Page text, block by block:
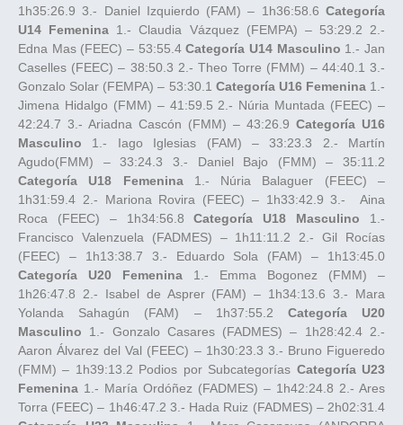
1h35:26.9 3.- Daniel Izquierdo (FAM) – 1h36:58.6 Categoría
U14 Femenina 1.- Claudia Vázquez (FEMPA) – 53:29.2 2.-
Edna Mas (FEEC) – 53:55.4Categoría U14 Masculino 1.- Jan
Caselles (FEEC) – 38:50.3 2.- Theo Torre (FMM) – 44:40.1 3.-
Gonzalo Solar (FEMPA) – 53:30.1 Categoría U16 Femenina1.-
Jimena Hidalgo (FMM) – 41:59.5 2.- Núria Muntada (FEEC) –
42:24.7 3.- Ariadna Cascón (FMM) – 43:26.9 Categoría U16
Masculino 1.- Iago Iglesias (FAM) – 33:23.3 2.- Martín
Agudo(FMM) – 33:24.3 3.- Daniel Bajo (FMM) – 35:11.2
Categoría U18 Femenina1.- Núria Balaguer (FEEC) –
1h31:59.4 2.- Mariona Rovira (FEEC) – 1h33:42.9 3.- Aina
Roca (FEEC) – 1h34:56.8Categoría U18 Masculino 1.-
Francisco Valenzuela (FADMES) – 1h11:11.2 2.- Gil Rocías
(FEEC) – 1h13:38.7 3.- Eduardo Sola (FAM) – 1h13:45.0
Categoría U20 Femenina 1.- Emma Bogonez (FMM) –
1h26:47.8 2.- Isabel de Asprer (FAM) – 1h34:13.6 3.- Mara
Yolanda Sahagún (FAM) – 1h37:55.2 Categoría U20
Masculino 1.- Gonzalo Casares (FADMES) – 1h28:42.4 2.-
Aaron Álvarez del Val (FEEC) – 1h30:23.3 3.- Bruno Figueredo
(FMM) – 1h39:13.2 Podios por Subcategorías Categoría U23
Femenina 1.- María Ordóñez (FADMES) – 1h42:24.8 2.- Ares
Torra (FEEC) – 1h46:47.2 3.- Hada Ruiz (FADMES) – 2h02:31.4